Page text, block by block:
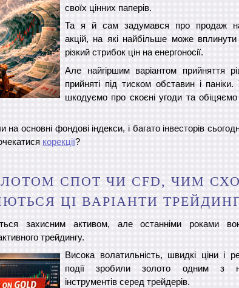
своїх цінних паперів.
Та я й сам задумався про продаж
акцій, на які найбільше може вплинути
різкий стрибок цін на енергоносії.
Але найгіршим варіантом прийняття
прийняті під тиском обставин і
шкодуємо про скоєні угоди та
на основні фондові індекси, і багато інвесторів
корекції?
СПОТ ЧИ CFD, ЧИМ
ЦІ ВАРІАНТИ
захисним активом, але останніми роками
трейдингу.
Висока волатильність, швидкі ціни і
події зробили золото одним з
інструментів серед трейдерів.